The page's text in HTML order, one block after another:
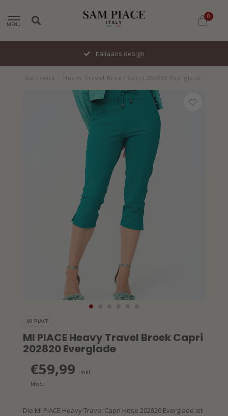
MENU
0
Italiaans design
Startseite Heavy Travel Broek Capri 202820 Everglade
MI PIACE
MI PIACE Heavy Travel Broek Capri
202820 Everglade
€59,99
Inkl.
MwSt.
Die MI PIACE Heavy Travel Capri Hose 202820 Everglade ist